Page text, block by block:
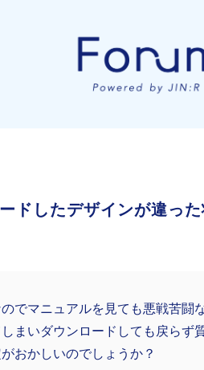
ドしたデザインが違っ
でマニュアルを見ても悪戦苦闘
まいダウンロードしても戻らず
おかしいのでしょうか？